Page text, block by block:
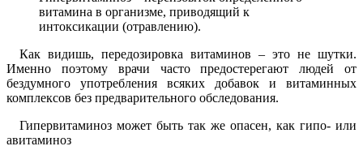
витамина в организме, приводящий к
интоксикации (отравлению).
Как видишь, передозировка витаминов – это не шутки.
Именно поэтому врачи часто предостерегают людей от
бездумного употребления всяких добавок и витаминных
комплексов без предварительного обследования.
Гипервитаминоз может быть так же опасен, как гипо- или
авитаминоз